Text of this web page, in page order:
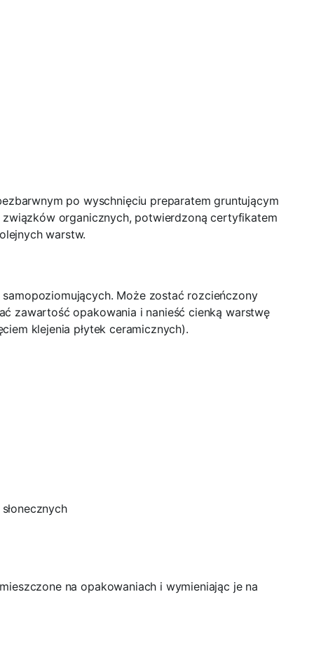
po wyschnięciu preparatem gruntującym
organicznych, potwierdzoną certyfikatem
warstw.
Może zostać rozcieńczony
zawartość opakowania i nanieść cienką warstwę
klejenia płytek ceramicznych).
na opakowaniach i wymieniając je na